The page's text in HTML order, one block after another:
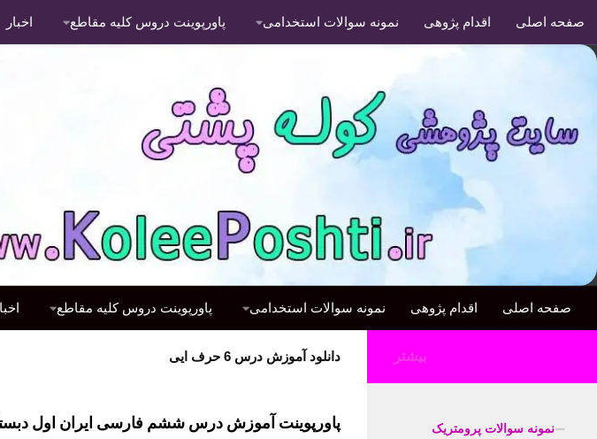
صفحه اصلی اقدام پژوهی نمونه سوالات استخدامی پاورپوینت دروس کلیه مقاطع اخبار
صفحه اصلی اقدام پژوهی نمونه سوالات استخدامی پاورپوینت دروس کلیه مقاطع
دانلود آموزش درس 6 حرف ایی
پاورپوینت آموزش درس ششم فارسی ایران اول
بیشتر
نمونه سوالات پرومتریک